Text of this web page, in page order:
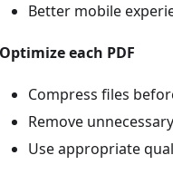
Better mobile
Optimize each PDF
Compress files
Remove
Use appropriate